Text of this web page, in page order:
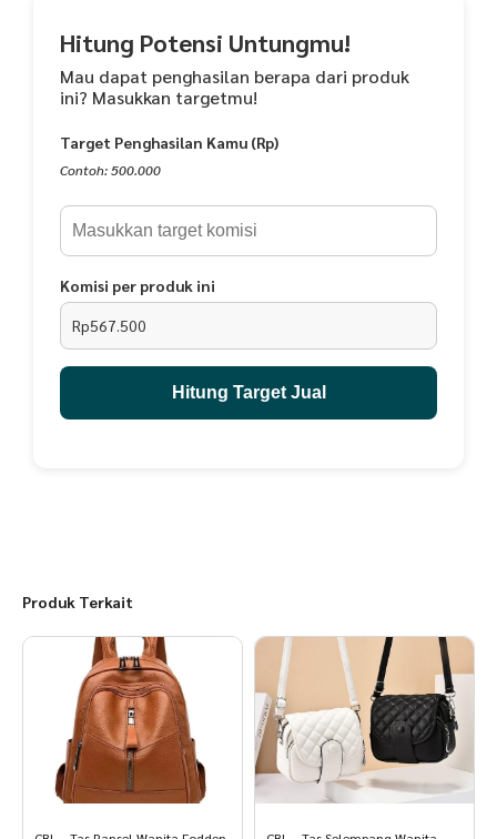
Kapasitas : 19 Liter
Spesifikasi :
- Bahan Waterproof
benturan
- Bagian depan terdapat slot untuk penyimpanan laptop dengan
- Bagian samping dilengkapi slot untuk penyimpanan Tumblr
- Bagian samping terdapat kompartemen tambahan untuk
penyimpanan ekstra
*) Untuk warna dan bahan tidak selalu sama 100% dengan gambar
karena efek cahaya dan tergantuk stok bahan yang ada di pasaran..
Hitung Potensi Untungmu!
Mau dapat penghasilan berapa dari produk
ini? Masukkan targetmu!
Target Penghasilan Kamu (Rp)
Contoh: 500.000
Komisi per produk ini
Rp567.500
Hitung Target Jual
Produk Terkait